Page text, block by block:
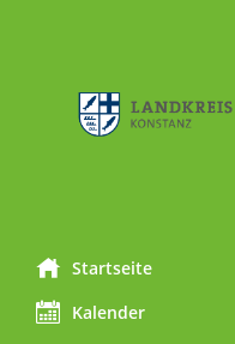
Startseite
Kalender